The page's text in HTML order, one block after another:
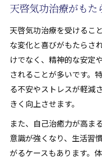
天啓気功治療がも
天啓気功治療を受けるこ
な変化と喜びがもたらさ
けでなく、精神的な安定
されることが多いです。
る不安やストレスが軽減
きく向上させます。
また、自己治癒力が高ま
意識が強くなり、生活習
がるケースもあります。